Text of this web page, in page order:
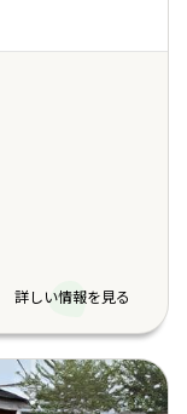
詳しい情報を見る